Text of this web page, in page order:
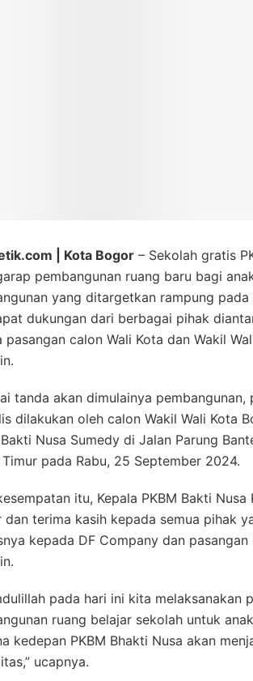
| Kota Bogor – Sekolah gratis
pembangunan ruang baru bagi
yang ditargetkan rampung
dukungan dari berbagai pihak
pasangan calon Wali Kota dan Wakil
tanda akan dimulainya
dilakukan oleh calon Wakil Wali Kota
Bakti Nusa Sumedy di Jalan Parung
pada Rabu, 25 September 2024.
itu, Kepala PKBM Bakti
dan terima kasih kepada semua pihak
kepada DF Company dan
pada hari ini kita melaksanakan
ruang belajar sekolah untuk
kedepan PKBM Bhakti Nusa akan
ucapnya.